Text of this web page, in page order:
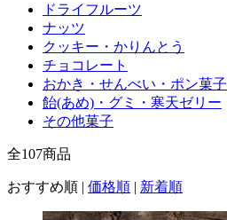
ドライフルーツ
ナッツ
クッキー・かりんとう
チョコレート
おかき・せんべい・ポン菓子
飴(あめ)・グミ・寒天ゼリー
その他菓子
全107商品
おすすめ順 | 価格順 | 新着順